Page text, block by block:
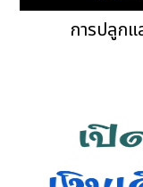
การปลูกแ